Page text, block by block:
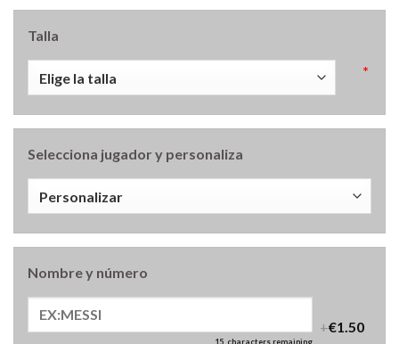
Talla
*
Selecciona jugador y personaliza
Nombre y número
+€1.50